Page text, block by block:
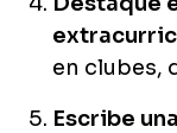
en clubes,
Escribe